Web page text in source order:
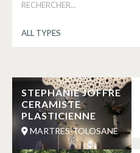
STEPHANIE JOFFRE
CERAMISTE
PLASTICIENNE
MARTRES-TOLOSANE